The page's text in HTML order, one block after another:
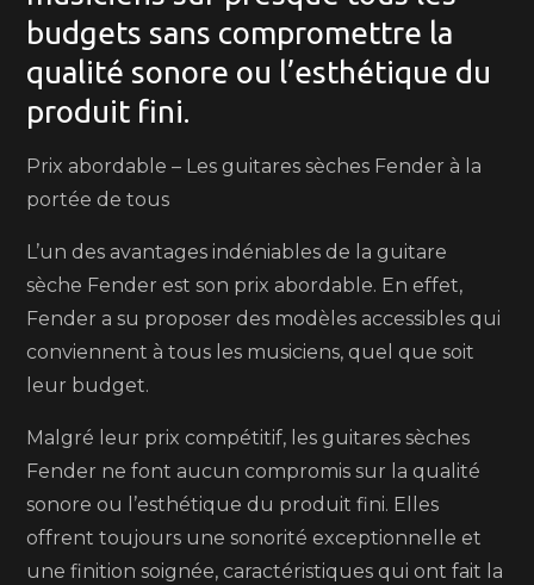
budgets sans compromettre la
qualité sonore ou l’esthétique du
produit fini.
Prix abordable – Les guitares sèches Fender à la
portée de tous
L’un des avantages indéniables de la guitare
sèche Fender est son prix abordable. En effet,
Fender a su proposer des modèles accessibles qui
conviennent à tous les musiciens, quel que soit
leur budget.
Malgré leur prix compétitif, les guitares sèches
Fender ne font aucun compromis sur la qualité
sonore ou l’esthétique du produit fini. Elles
offrent toujours une sonorité exceptionnelle et
une finition soignée, caractéristiques qui ont fait la